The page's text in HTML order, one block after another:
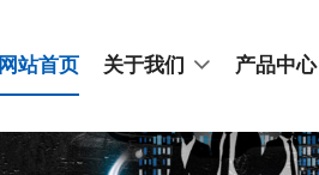
网站首页 关于我们 产品中心